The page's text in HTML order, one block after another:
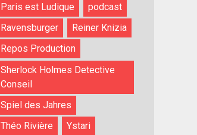
Paris est Ludique
podcast
Ravensburger
Reiner Knizia
Repos Production
Sherlock Holmes Detective
Conseil
Spiel des Jahres
Théo Rivière
Ystari